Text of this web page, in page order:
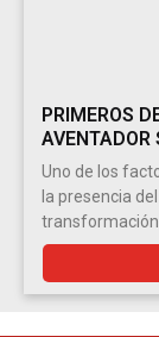
PRIMEROS
AVENTADOR
Uno de los
la presencia